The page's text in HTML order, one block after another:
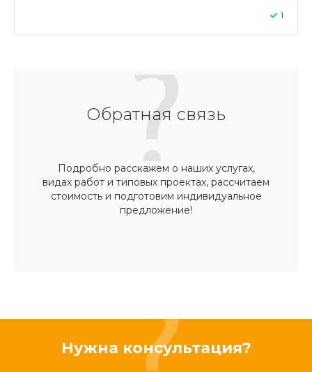
1
Обратная связь
Подробно расскажем о наших услугах,
видах работ и типовых проектах, рассчитаем
стоимость и подготовим индивидуальное
предложение!
Нужна консультация?